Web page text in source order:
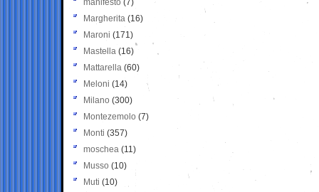
manifesto (7)
Margherita (16)
Maroni (171)
Mastella (16)
Mattarella (60)
Meloni (14)
Milano (300)
Montezemolo (7)
Monti (357)
moschea (11)
Musso (10)
Muti (10)